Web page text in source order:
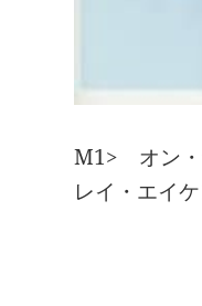
M1> オン・
レイ・エイ